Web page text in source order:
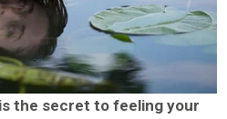
the secret to feeling your